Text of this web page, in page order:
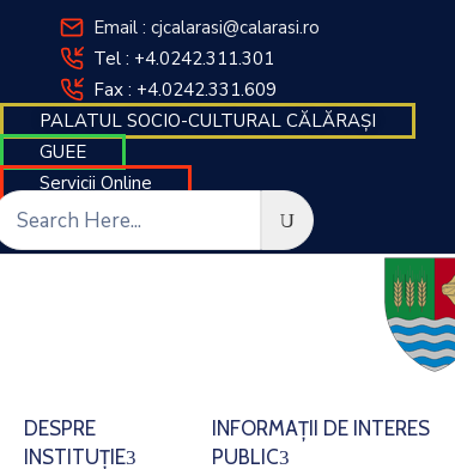
Email : cjcalarasi@calarasi.ro
Tel : +4.0242.311.301
Fax : +4.0242.331.609
PALATUL SOCIO-CULTURAL CĂLĂRAȘI
GUEE
Servicii Online
DESPRE
INSTITUȚIE
INFORMAȚII DE INTERES
PUBLIC